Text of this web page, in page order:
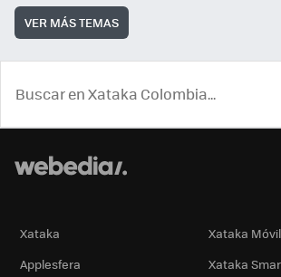
VER MÁS TEMAS
Xataka
Xataka Móvil
Applesfera
Xataka